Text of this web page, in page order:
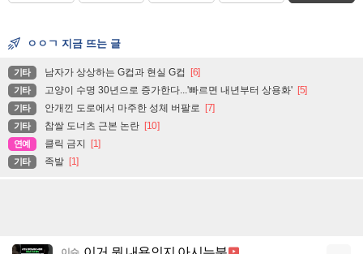
ㅇㅇㄱ 지금 뜨는 글
기타 남자가 상상하는 G컵과 현실 G컵 [6]
기타 고양이 수명 30년으로 증가한다...'빠르면 내년부터 상용화' [5]
기타 안개낀 도로에서 마주한 성체 버팔로 [7]
기타 찹쌀 도너츠 근본 논란 [10]
연예 클릭 금지 [1]
기타 족발 [1]